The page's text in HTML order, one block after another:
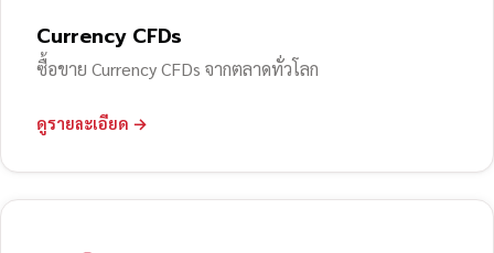
Currency CFDs
ซื้อขาย Currency CFDs จากตลาดทั่วโลก
ดูรายละเอียด →